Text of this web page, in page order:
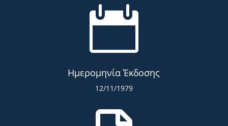

Ημερομηνία Έκδοσης
12/11/1979